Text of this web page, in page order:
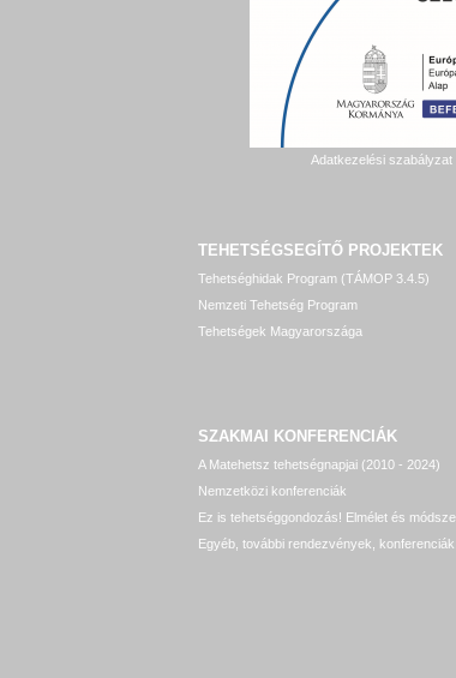
Adatkezelési szabályzat
TEHETSÉGSEGÍTŐ PROJEKTEK
Tehetséghidak Program (TÁMOP 3.4.5)
Nemzeti Tehetség Program
Tehetségek Magyarországa
SZAKMAI KONFERENCIÁK
A Matehetsz tehetségnapjai (2010 - 2024)
Nemzetközi konferenciák
Ez is tehetséggondozás! Elmélet és
Egyéb, további rendezvények, konferenciák